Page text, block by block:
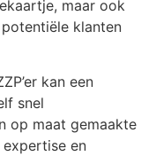
maar ook
klanten
kan een
snel
op maat gemaakte
en